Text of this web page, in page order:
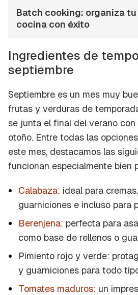
Batch cooking: organiza
cocina con éxito
Ingredientes de
septiembre
Septiembre es un mes muy
frutas y verduras de
se junta el final del verano
otoño. Entre todas las
este mes, destacamos las
funcionan especialmente bien
Calabaza: ideal para
guarniciones e incluso para
Berenjena: perfecta para
como base de rellenos o
Pimiento rojo y verde:
y guarniciones para todo
Tomates maduros: un